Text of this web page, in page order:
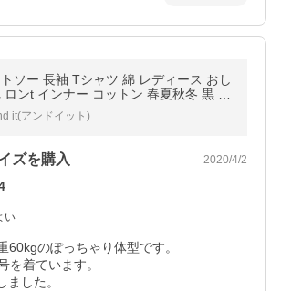
ソー 長袖 Tシャツ 綿 レディース おし
ロンt インナー コットン 春夏秋冬 黒 白
ス 重ね着風 20代 30代 40代 50代 60
PayPay祭
it(アンドイット)
ズを購入 2020/4/2
い
60kgのぽっちゃり体型です。
を着ています。
ました。